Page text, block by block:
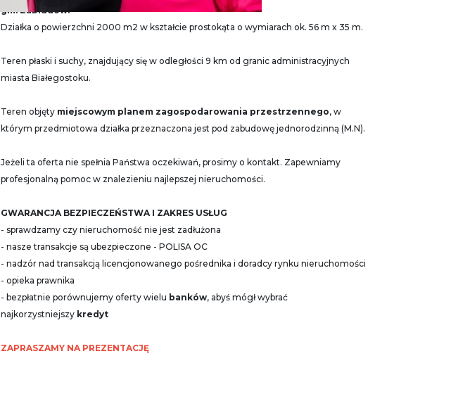
gm. Zabłudów.
Działka o powierzchni 2000 m2 w kształcie prostokąta o wymiarach ok. 56 m x 35 m.
Teren płaski i suchy, znajdujący się w odległości 9 km od granic administracyjnych
miasta Białegostoku.
Teren objęty miejscowym planem zagospodarowania przestrzennego, w
którym przedmiotowa działka przeznaczona jest pod zabudowę jednorodzinną (M.N).
Jeżeli ta oferta nie spełnia Państwa oczekiwań, prosimy o kontakt. Zapewniamy
profesjonalną pomoc w znalezieniu najlepszej nieruchomości.
GWARANCJA BEZPIECZEŃSTWA I ZAKRES USŁUG
- sprawdzamy czy nieruchomość nie jest zadłużona
- nasze transakcje są ubezpieczone - POLISA OC
- nadzór nad transakcją licencjonowanego pośrednika i doradcy rynku nieruchomości
- opieka prawnika
- bezpłatnie porównujemy oferty wielu banków, abyś mógł wybrać
najkorzystniejszy kredyt
ZAPRASZAMY NA PREZENTACJĘ